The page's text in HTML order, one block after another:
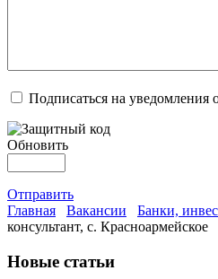
Подписаться на уведомления
Обновить
Отправить
Главная
Вакансии Банки,
консультант, с. Красноармейское
Новые статьи